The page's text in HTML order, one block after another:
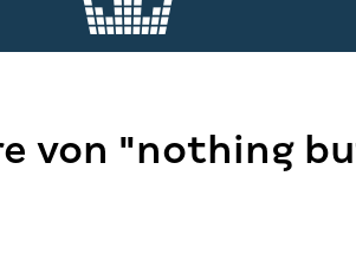
von "nothing